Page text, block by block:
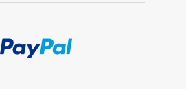
11
2022
2022